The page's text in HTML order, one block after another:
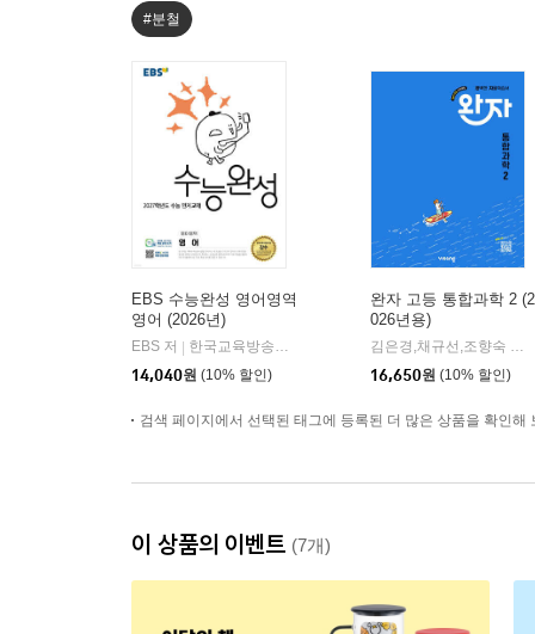
#분철
EBS 수능완성 영어영역
영어 (2026년)
EBS 저
한국교육방송공사
14,040원 (10% 할인)
완자 고등 통합과학 2 (2
026년용)
김은경,채규선,조향숙 등저
16,650원 (10% 할인)
검색 페이지에서 선택된 태그에 등록된 더 많은 상품을 확인해
이 상품의 이벤트 (7개)